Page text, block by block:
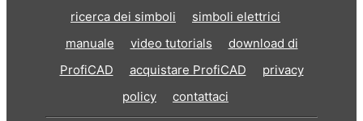
ricerca dei simboli
simboli elettrici
manuale
video tutorials
download di
ProfiCAD
acquistare ProfiCAD
privacy
policy
contattaci